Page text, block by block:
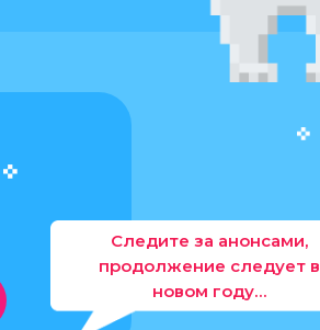
Следите за анонсами,
продолжение следует в
новом году…